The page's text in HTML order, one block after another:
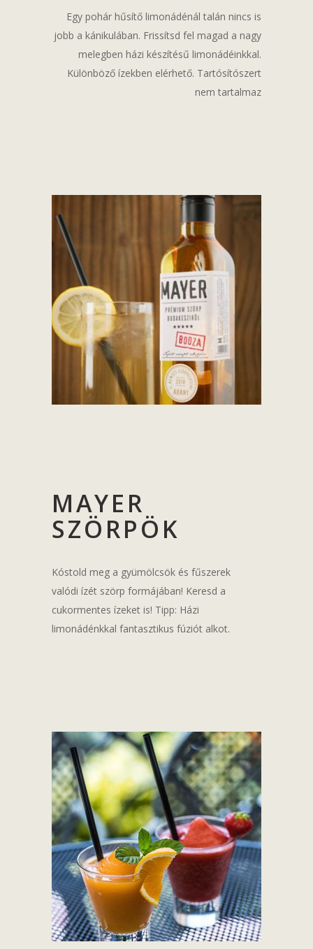
Egy pohár hűsítő limonádénál talán nincs is
jobb a kánikulában. Frissítsd fel magad a nagy
melegben házi készítésű limonádéinkkal.
Különböző ízekben elérhető. Tartósítószert
nem tartalmaz
MAYER
SZÖRPÖK
Kóstold meg a gyümölcsök és fűszerek
valódi ízét szörp formájában! Keresd a
cukormentes ízeket is! Tipp: Házi
limonádénkkal fantasztikus fúziót alkot.